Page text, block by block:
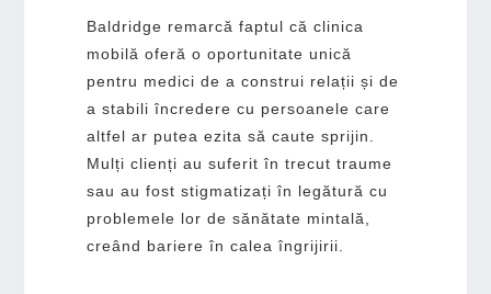
Baldridge remarcă faptul că clinica
mobilă oferă o oportunitate unică
pentru medici de a construi relații și de
a stabili încredere cu persoanele care
altfel ar putea ezita să caute sprijin.
Mulți clienți au suferit în trecut traume
sau au fost stigmatizați în legătură cu
problemele lor de sănătate mintală,
creând bariere în calea îngrijirii.